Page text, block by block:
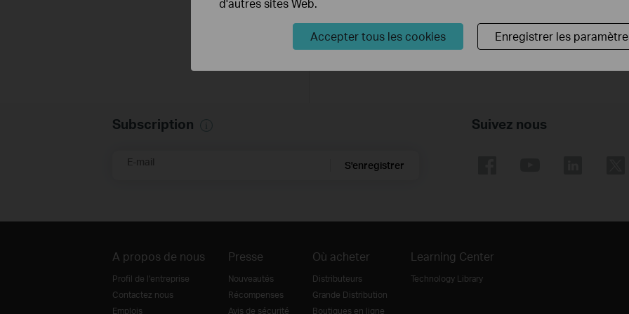
Subscription
E-mail S'enregistrer
Suivez nous
A propos de nous
Profil de l'entreprise
Contactez nous
Emplois
Presse
Nouveautés
Récompenses
Avis de sécurité
Où acheter
Distributeurs
Grande Distribution
Boutiques en ligne
Learning Center
Technology Library
Accepter tous les cookies Enregistrer les